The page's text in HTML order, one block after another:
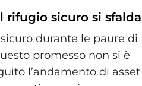
rifugio sicuro si sfalda
durante le paure di
promesso non si è
l’andamento di asset